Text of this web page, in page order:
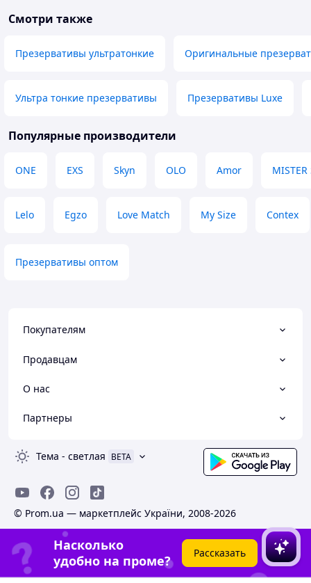
Смотри также
Презервативы ультратонкие Оригинальные
Ультра тонкие презервативы Презервативы Luxe
Популярные производители
ONE EXS Skyn OLO Amor MISTER
Lelo Egzo Love Match My Size Contex
Презервативы оптом
Покупателям
Продавцам
О нас
Партнеры
Тема - светлая BETA
© Prom.ua — маркетплейс України, 2008-2026
Насколько
удобно на проме?
Рассказать